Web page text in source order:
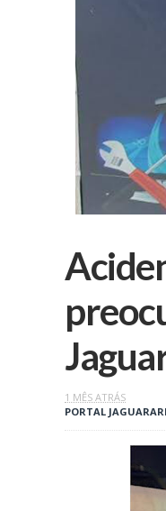
1 MÊS ATRÁS
PORTAL JAGUARARI